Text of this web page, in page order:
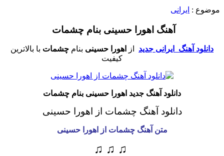
موضوع : ایرانی
آهنگ اهورا حسینی بنام چشمات
دانلود آهنگ ایرانی جدید از اهورا حسینی بنام چشمات با بالاترین
کیفیت
دانلود آهنگ جدید اهورا حسینی بنام چشمات
دانلود آهنگ چشمات از اهورا حسینی
متن آهنگ چشمات از اهورا حسینی
♫ ♫ ♫